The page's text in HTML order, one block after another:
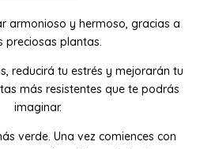
armonioso y hermoso, gracias a
preciosas plantas.
reducirá tu estrés y mejorarán tu
más resistentes que te podrás
imaginar.
verde. Una vez comiences con